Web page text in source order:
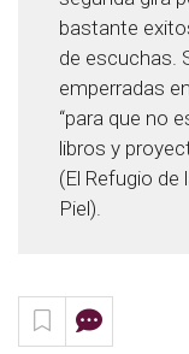
bastante
de escuchas.
emperradas
“para que no
libros y
(El Refugio
Piel).